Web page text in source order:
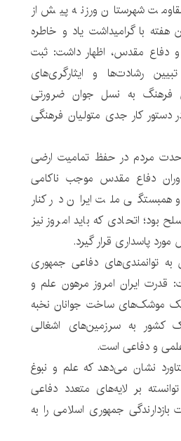
شهرستان ورزنه پیش از
هفته با گرامیداشت یاد و خاطره
دفاع مقدس، اظهار داشت: ثبت
رشادت‌ها و ایثارگری‌های
فرهنگ به نسل جوان ضرورتی
دستور کار جدی متولیان فرهنگی
مردم در حفظ تمامیت ارضی
دوران دفاع مقدس موجب ناکامی
ملت ایران در کنار
بود؛ اتحادی که باید امروز نیز
پاسداری قرار گیرد.
توانمندی‌های دفاعی جمهوری
قدرت ایران امروز مرهون علم و
موشک‌های ساخت جوانان نخبه
کشور به سرزمین‌های اشغالی
و دفاعی است.
نشان می‌دهد که علم و نبوغ
بر لایه‌های متعدد دفاعی
جمهوری اسلامی را به